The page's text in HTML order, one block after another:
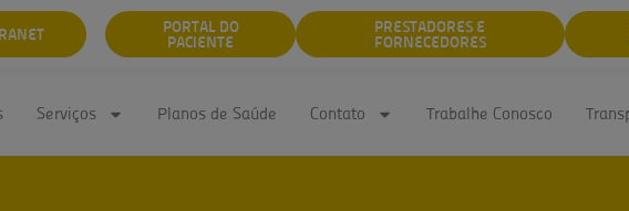
PORTAL DO
PACIENTE
PRESTADORES E
FORNECEDORES
Serviços Planos de Saúde Contato Trabalhe Conosco